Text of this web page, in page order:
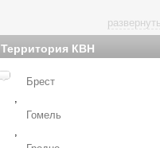
Территория КВН
Брест
,
Гомель
,